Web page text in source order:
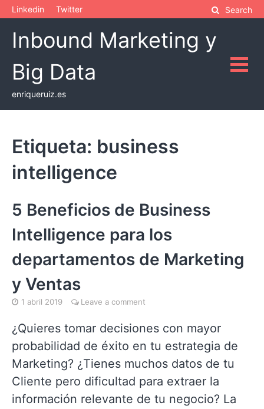
Skip
content
Linkedin Twitter Search
Inbound Marketing y
Big Data
enriqueruiz.es
Etiqueta: business
intelligence
5 Beneficios de Business
Intelligence para los
departamentos de Marketing
y Ventas
1 abril 2019 Leave a comment
¿Quieres tomar decisiones con mayor
probabilidad de éxito en tu estrategia de
Marketing? ¿Tienes muchos datos de tu
Cliente pero dificultad para extraer la
información relevante de tu negocio? La